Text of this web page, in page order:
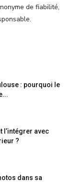
de fiabilité,
: pourquoi le
l’intégrer avec
?
dans sa